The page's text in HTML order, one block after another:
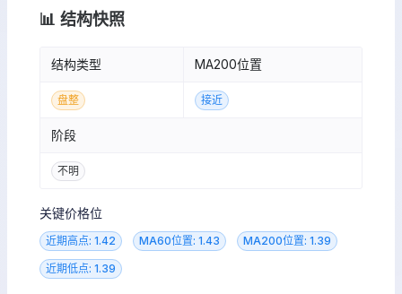
📊 结构快照
结构类型 MA200位置
盘整 接近
阶段
不明
关键价格位
近期高点: 1.42 MA60位置: 1.43 MA200位置: 1.39
近期低点: 1.39